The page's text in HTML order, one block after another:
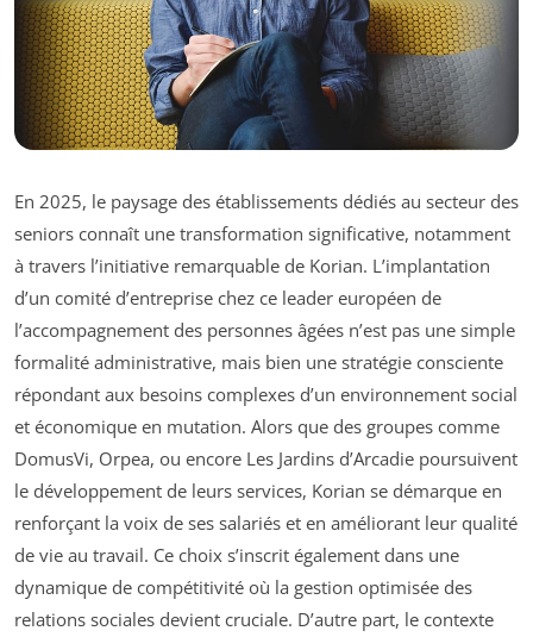
En 2025, le paysage des établissements dédiés au secteur des
seniors connaît une transformation significative, notamment
à travers l’initiative remarquable de Korian. L’implantation
d’un comité d’entreprise chez ce leader européen de
l’accompagnement des personnes âgées n’est pas une simple
formalité administrative, mais bien une stratégie consciente
répondant aux besoins complexes d’un environnement social
et économique en mutation. Alors que des groupes comme
DomusVi, Orpea, ou encore Les Jardins d’Arcadie poursuivent
le développement de leurs services, Korian se démarque en
renforçant la voix de ses salariés et en améliorant leur qualité
de vie au travail. Ce choix s’inscrit également dans une
dynamique de compétitivité où la gestion optimisée des
relations sociales devient cruciale. D’autre part, le contexte